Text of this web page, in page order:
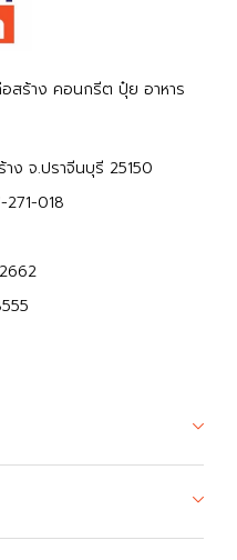
สร้าง คอนกรีต ปุ๋ย อาหาร
าง จ.ปราจีนบุรี 25150
018